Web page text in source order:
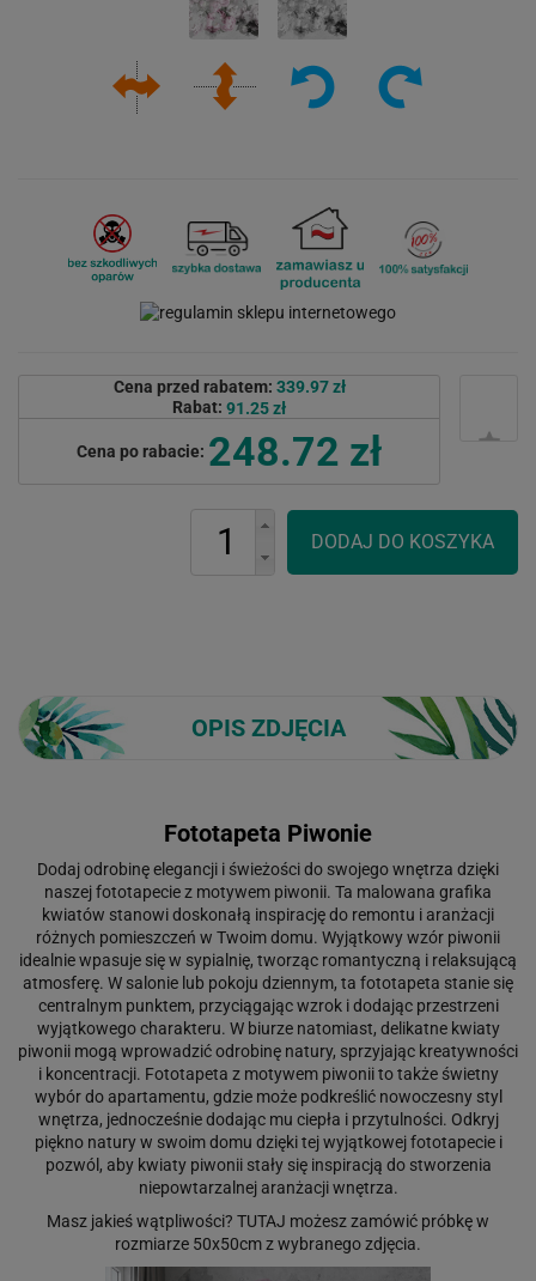
Cena przed rabatem: 339.97 zł
Rabat: 91.25 zł
Cena po rabacie: 248.72 zł
OPIS ZDJĘCIA
Fototapeta Piwonie
Dodaj odrobinę elegancji i świeżości do swojego wnętrza dzięki
naszej fototapecie z motywem piwonii. Ta malowana grafika
kwiatów stanowi doskonałą inspirację do remontu i aranżacji
różnych pomieszczeń w Twoim domu. Wyjątkowy wzór piwonii
idealnie wpasuje się w sypialnię, tworząc romantyczną i relaksującą
atmosferę. W salonie lub pokoju dziennym, ta fototapeta stanie się
centralnym punktem, przyciągając wzrok i dodając przestrzeni
wyjątkowego charakteru. W biurze natomiast, delikatne kwiaty
piwonii mogą wprowadzić odrobinę natury, sprzyjając kreatywności
i koncentracji. Fototapeta z motywem piwonii to także świetny
wybór do apartamentu, gdzie może podkreślić nowoczesny styl
wnętrza, jednocześnie dodając mu ciepła i przytulności. Odkryj
piękno natury w swoim domu dzięki tej wyjątkowej fototapecie i
pozwól, aby kwiaty piwonii stały się inspiracją do stworzenia
niepowtarzalnej aranżacji wnętrza.
Masz jakieś wątpliwości? TUTAJ możesz zamówić próbkę w
rozmiarze 50x50cm z wybranego zdjęcia.